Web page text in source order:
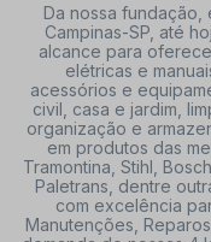
Da nossa fundação,
Campinas-SP, até
alcance para
elétricas e
acessórios e
civil, casa e jardim,
organização e
em produtos das
Tramontina, Stihl,
Paletrans, dentre
com excelência
Manutenções,